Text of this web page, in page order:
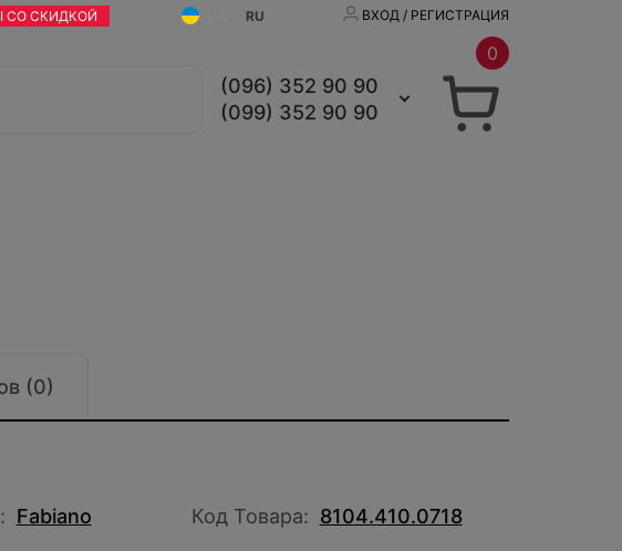
СО СКИДКОЙ RU ВХОД / РЕГИСТРАЦИЯ
(096) 352 90 90
(099) 352 90 90
0
(0)
Fabiano Код Товара: 8104.410.0718